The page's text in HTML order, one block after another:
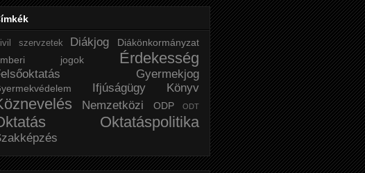
szervzetek Diákjog
Diákönkormányzat
jogok
Érdekesség
Gyermekjog
Ifjúságügy Könyv
Nemzetközi ODP ODT
Oktatáspolitika